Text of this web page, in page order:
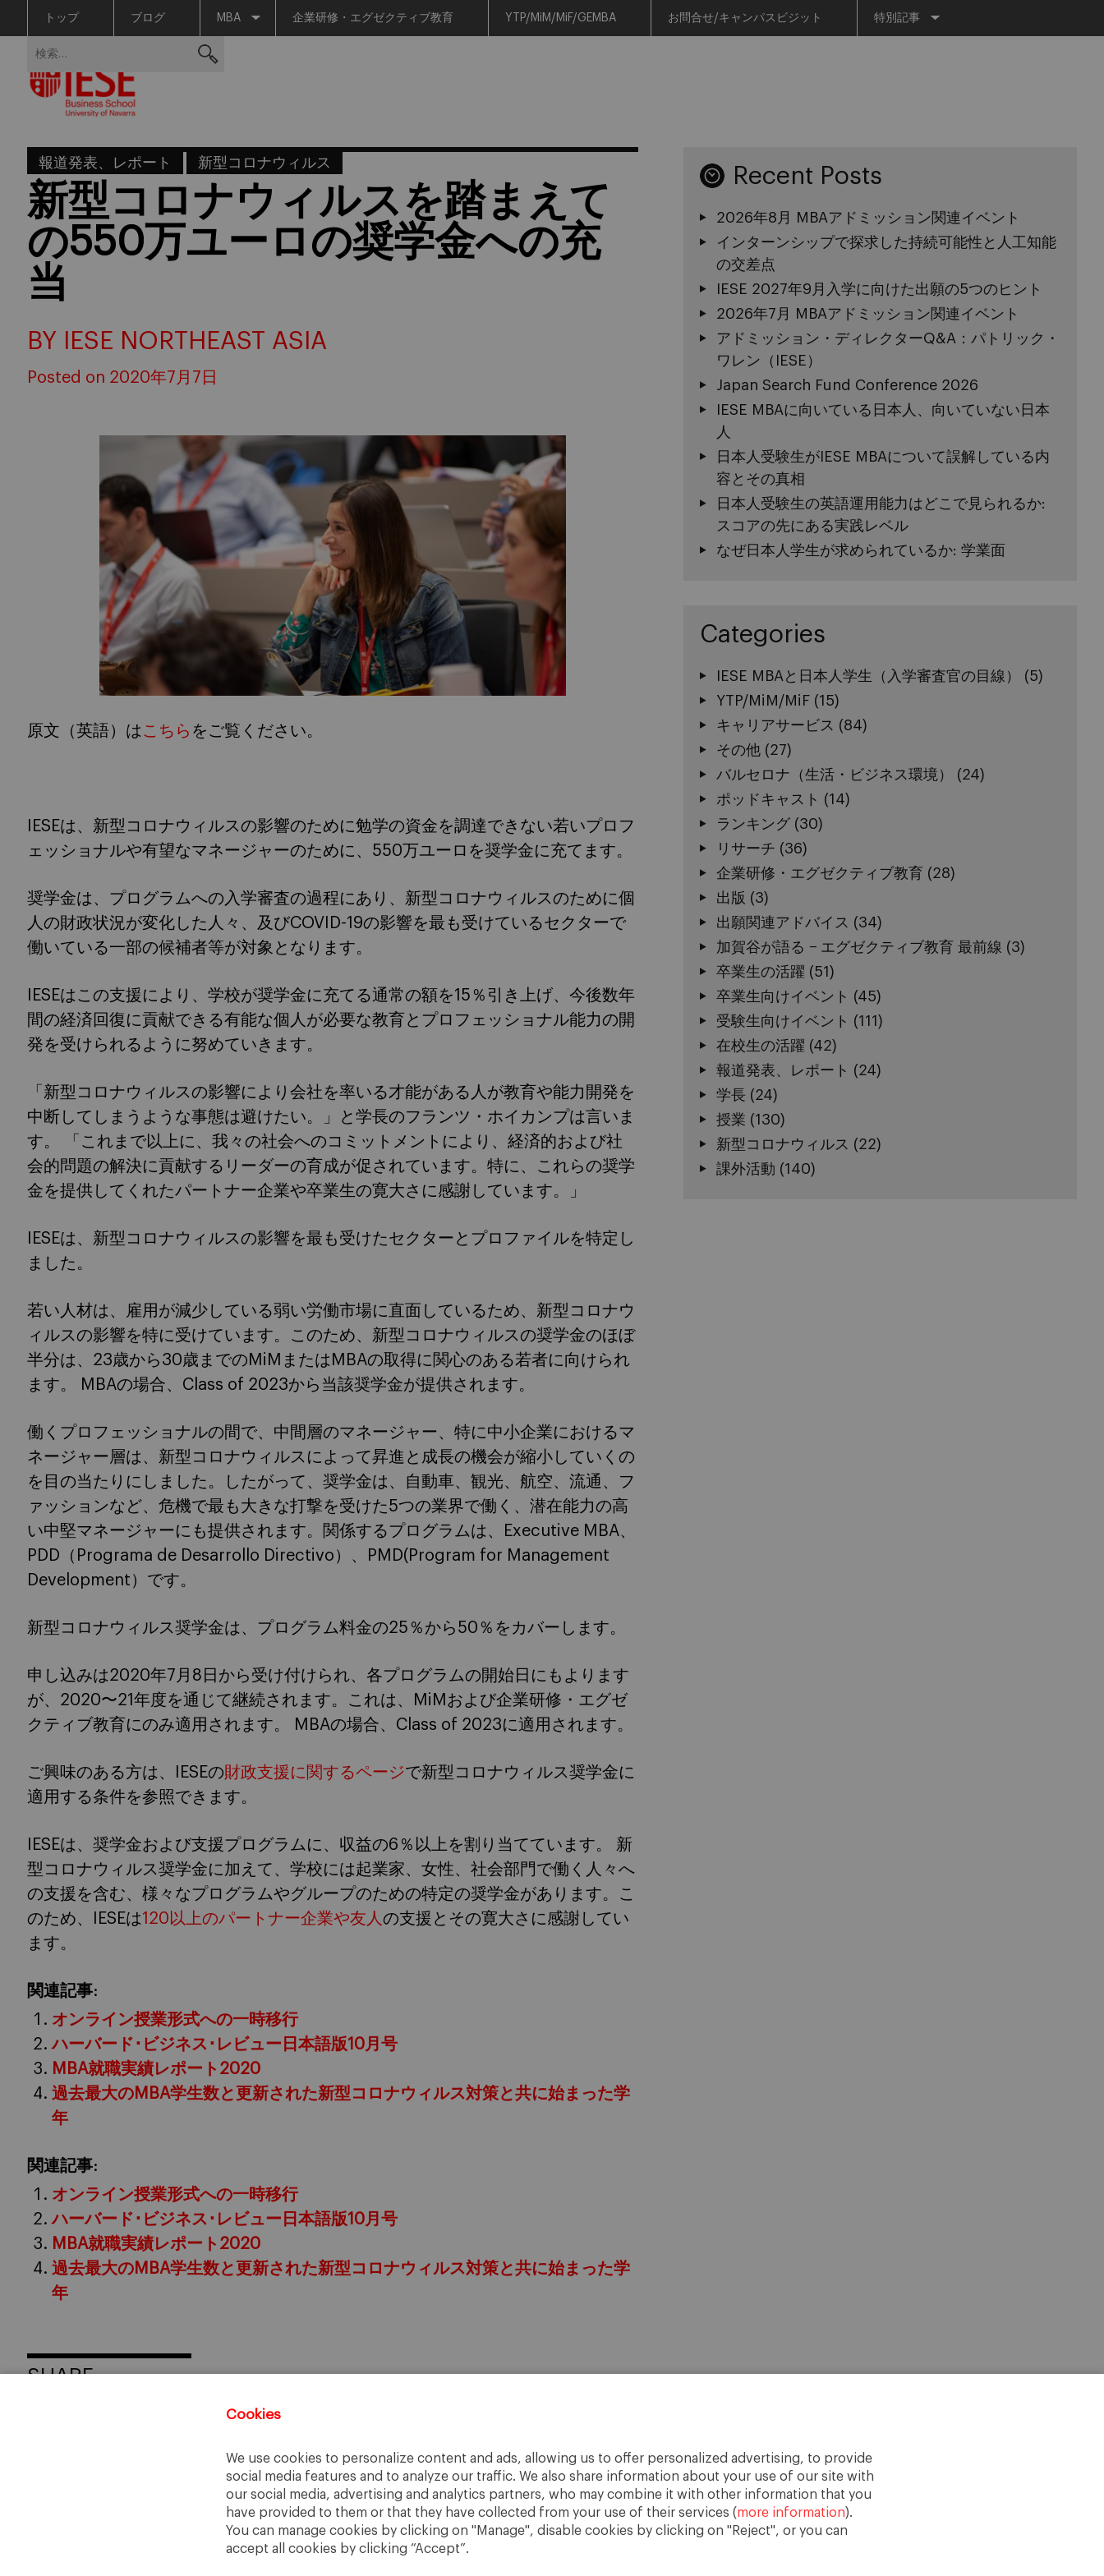
Cookies
We use cookies to personalize content and ads, allowing us to offer personalized advertising, to provide
social media features and to analyze our traffic. We also share information about your use of our site with
our social media, advertising and analytics partners, who may combine it with other information that you
have provided to them or that they have collected from your use of their services (more information).
You can manage cookies by clicking on "Manage", disable cookies by clicking on "Reject", or you can
accept all cookies by clicking “Accept”.
トップ ブログ MBA 企業研修・エグゼクティブ教育 YTP/MiM/MiF/GEMBA お問合せ/キャンパスビジット 特別記事
報道発表、レポート 新型コロナウィルス
新型コロナウィルスを踏まえて
の550万ユーロの奨学金への充
当
BY IESE NORTHEAST ASIA
Posted on 2020年7月7日
原文（英語）は こちら をご覧ください。
IESEは、新型コロナウィルスの影響のために勉学の資金を調達できない若いプロフ
ェッショナルや有望なマネージャーのために、550万ユーロを奨学金に充てます。
奨学金は、プログラムへの入学審査の過程にあり、新型コロナウィルスのために個
人の財政状況が変化した人々、及びCOVID-19の影響を最も受けているセクターで
働いている一部の候補者等が対象となります。
IESEはこの支援により、学校が奨学金に充てる通常の額を15％引き上げ、今後数年
間の経済回復に貢献できる有能な個人が必要な教育とプロフェッショナル能力の開
発を受けられるように努めていきます。
「新型コロナウィルスの影響により会社を率いる才能がある人が教育や能力開発を
中断してしまうような事態は避けたい。」と学長のフランツ・ホイカンプは言いま
す。 「これまで以上に、我々の社会へのコミットメントにより、経済的および社
会的問題の解決に貢献するリーダーの育成が促されています。特に、これらの奨学
金を提供してくれたパートナー企業や卒業生の寛大さに感謝しています。」
IESEは、新型コロナウィルスの影響を最も受けたセクターとプロファイルを特定し
ました。
若い人材は、雇用が減少している弱い労働市場に直面しているため、新型コロナウ
ィルスの影響を特に受けています。このため、新型コロナウィルスの奨学金のほぼ
半分は、23歳から30歳までのMiMまたはMBAの取得に関心のある若者に向けられ
ます。 MBAの場合、Class of 2023から当該奨学金が提供されます。
働くプロフェッショナルの間で、中間層のマネージャー、特に中小企業におけるマ
ネージャー層は、新型コロナウィルスによって昇進と成長の機会が縮小していくの
を目の当たりにしました。したがって、奨学金は、自動車、観光、航空、流通、フ
ァッションなど、危機で最も大きな打撃を受けた5つの業界で働く、潜在能力の高
い中堅マネージャーにも提供されます。関係するプログラムは、Executive MBA、
PDD（Programa de Desarrollo Directivo）、PMD(Program for Management
Development）です。
新型コロナウィルス奨学金は、プログラム料金の25％から50％をカバーします。
申し込みは2020年7月8日から受け付けられ、各プログラムの開始日にもよります
が、2020〜21年度を通じて継続されます。これは、MiMおよび企業研修・エグゼ
クティブ教育にのみ適用されます。 MBAの場合、Class of 2023に適用されます。
ご興味のある方は、IESEの財政支援に関するページで新型コロナウィルス奨学金に
適用する条件を参照できます。
IESEは、奨学金および支援プログラムに、収益の6％以上を割り当てています。 新
型コロナウィルス奨学金に加えて、学校には起業家、女性、社会部門で働く人々へ
の支援を含む、様々なプログラムやグループのための特定の奨学金があります。こ
のため、IESEは120以上のパートナー企業や友人 の支援とその寛大さに感謝してい
ます。
関連記事:
オンライン授業形式への一時移行
ハーバード･ビジネス･レビュー日本語版10月号
MBA就職実績レポート2020
過去最大のMBA学生数と更新された新型コロナウィルス対策と共に始まった学
年
関連記事:
オンライン授業形式への一時移行
ハーバード･ビジネス･レビュー日本語版10月号
MBA就職実績レポート2020
過去最大のMBA学生数と更新された新型コロナウィルス対策と共に始まった学
年
SHARE
Recent Posts
2026年8月 MBAアドミッション関連イベント
インターンシップで探求した持続可能性と人工知能
の交差点
IESE 2027年9月入学に向けた出願の5つのヒント
2026年7月 MBAアドミッション関連イベント
アドミッション・ディレクターQ&A：パトリック・
ワレン（IESE）
Japan Search Fund Conference 2026
IESE MBAに向いている日本人、向いていない日本
人
日本人受験生がIESE MBAについて誤解している内
容とその真相
日本人受験生の英語運用能力はどこで見られるか:
スコアの先にある実践レベル
なぜ日本人学生が求められているか: 学業面
Categories
IESE MBAと日本人学生（入学審査官の目線）
(5)
YTP/MiM/MiF(15)
キャリアサービス (84)
その他(27)
バルセロナ（生活・ビジネス環境）
(24)
ポッドキャスト (14)
ランキング(30)
リサーチ (36)
企業研修・エグゼクティブ教育 (28)
出版 (3)
出願関連アドバイス (34)
加賀谷が語る − エグゼクティブ教育 最前線 (3)
卒業生の活躍 (51)
卒業生向けイベント (45)
受験生向けイベント (111)
在校生の活躍 (42)
報道発表、レポート (24)
学長 (24)
授業 (130)
新型コロナウィルス (22)
課外活動 (140)